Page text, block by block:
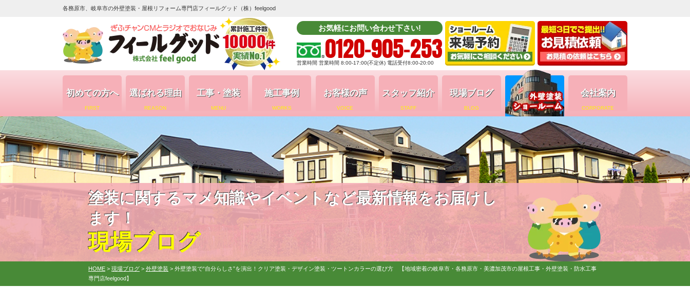
各務原市、岐阜市の外壁塗装・屋根リフォーム専門店フィールグッド（株）feelgood
お気軽にお問い合わせ下さい!
0120-905-253
営業時間 営業時間 8:00-17:00(不定休) 電話受付8:00-20:00
初めての方へ
FIRST
選ばれる理由
REASON
工事・塗装
MENU
施工事例
WORKS
お客様の声
VOICE
スタッフ紹介
STAFF
現場ブログ
BLOG
会社案内
CORPORATE
塗装に関するマメ知識やイベントなど最新情報をお届けし
ます！
現場ブログ
HOME > 現場ブログ > 外壁塗装 > 外壁塗装で“自分らしさ”を演出！クリア塗装・デザイン塗装・ツートンカラーの選び方 【地域密着の岐阜市・各務原市・美濃加茂市の屋根工事・外壁塗装・防水工事
専門店feelgood】